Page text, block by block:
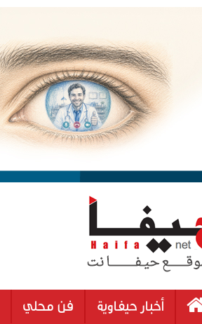
أخبار حيفاوية فن محلي